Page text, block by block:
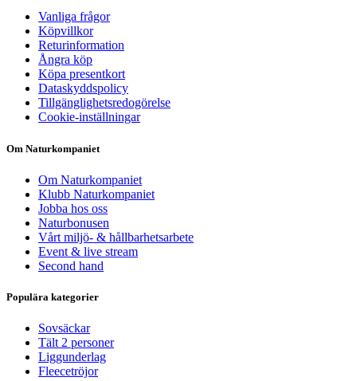
Vanliga frågor
Köpvillkor
Returinformation
Ångra köp
Köpa presentkort
Dataskyddspolicy
Tillgänglighetsredogörelse
Cookie-inställningar
Om Naturkompaniet
Om Naturkompaniet
Klubb Naturkompaniet
Jobba hos oss
Naturbonusen
Vårt miljö- & hållbarhetsarbete
Event & live stream
Second hand
Populära kategorier
Sovsäckar
Tält 2 personer
Liggunderlag
Fleecetröjor